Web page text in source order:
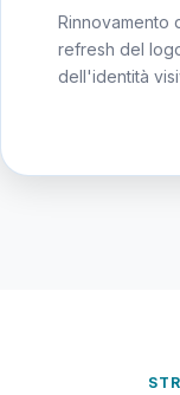
Rinnovamento
refresh del
dell'identità